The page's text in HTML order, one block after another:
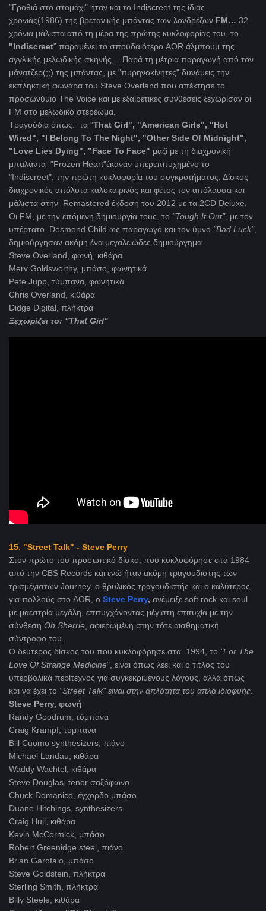
"Γροθιά στο στομάχι" ήταν και το Indiscreet της ίδιας
χρονιάς(1986) της βρετανικής μπάντας των λονδρέζων FM… 32
χρόνια μάλιστα από τη μέρα της πρώτης κυκλοφορίας του, το
"Indiscreet" παραμένει το σπουδαιότερο AOR άλμπουμ της
αγγλικής μελωδικής σκηνής… Παρά τη μέτρια παραγωγή από τον
μάνατζερ(;;) της μπάντας, με "πυρηνοκίνητες" δυνάμεις την
εκπληκτική φωνάρα του Steve Overland που απέκτησε το
προσωνύμιο The Voice και με εξαιρετικές συνθέσεις ξεχώρισαν οι
FM στο μελωδικό στερέωμα.
Τραγούδια όπως: τα "That Girl", "American Girls", "Hot
Wired", "I Belong To The Night", "Other Side Of Midnight",
"Love Lies Dying", "Face To Face" μαζί με τη διαχρονική
μπαλάντα "Frozen Heart"έκαναν υπερεπιτυχημένο το
"Indiscreet", την πρώτη κυκλοφορία του συγκροτήματος. Δίσκος
διαχρονικός απόλυτα καλοκαιρινός και φέτος τον απόλαυσα και
μάλιστα στην Remastered έκδοση του 2012 με τα 2CD Deluxe,
Οι FM, με την επόμενη δημιουργία τους, το "Tough It Out", με τον
υπέρτατο Desmond Child ως παραγωγό και τον ύμνο "Bad Luck",
δημιούργησαν ακόμη ένα μεγαλειώδες δημιούργημα.
Steve Overland, φωνή, κιθάρα
Merv Goldsworthy, μπάσο, φωνητικά
Pete Jupp, τύμπανα, φωνητικά
Chris Overland, κιθάρα
Didge Digital, πλήκτρα
Ξεχωρίζει το: "That Girl"
15. "Street Talk" - Steve Perry
Στον πρώτο του προσωπικό δίσκο, που κυκλοφόρησε στα 1984
από την CBS Records και ενώ ήταν ακόμη τραγουδιστής των
τρισμέγιστων Journey, ο θρυλικός τραγουδιστής και ο καλύτερος
για πολλούς στο AOR, o Steve Perry, ανέμειξε soft rock και soul
με μαεστρία μεγάλη, επιτυγχάνοντας μέγιστη επιτυχία με την
σύνθεση Oh Sherrie, αφιερωμένη στην τότε αισθηματική
σύντροφο του.
Ο δεύτερος δίσκος του που κυκλοφόρησε στα 1994, το "For The
Love Of Strange Medicine", είναι όπως λέει και ο τίτλος του
υπερβολικά περίτεχνος για συγκεκριμένους λόγους, αλλά όπως
και να έχει το "Street Talk"είναι στην απλότητα του απλά ιδιοφυής.
Steve Perry, φωνή
Randy Goodrum, τύμπανα
Craig Krampf, τύμπανα
Bill Cuomo synthesizers, πιάνο
Michael Landau, κιθάρα
Waddy Wachtel, κιθάρα
Steve Douglas, tenor σαξόφωνο
Chuck Domanico, έγχορδο μπάσο
Duane Hitchings, synthesizers
Craig Hull, κιθάρα
Kevin McCormick, μπάσο
Robert Greenidge steel, πιάνο
Brian Garofalo, μπάσο
Steve Goldstein, πλήκτρα
Sterling Smith, πλήκτρα
Billy Steele, κιθάρα